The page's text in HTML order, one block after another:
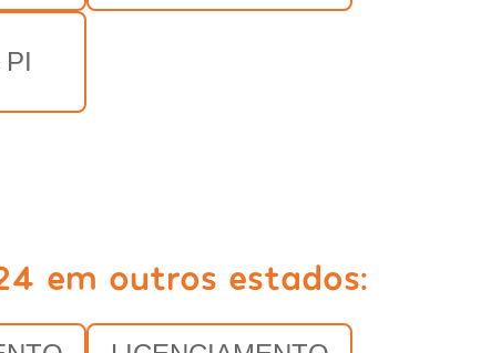
PI
em outros estados: